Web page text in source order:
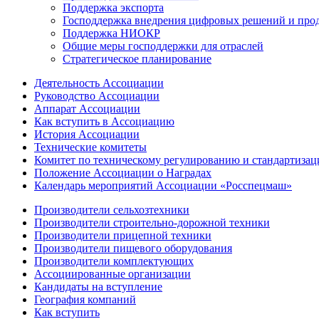
Поддержка экспорта
Господдержка внедрения цифровых решений и
Поддержка НИОКР
Общие меры господдержки для отраслей
Стратегическое планирование
Деятельность Ассоциации
Руководство Ассоциации
Аппарат Ассоциации
Как вступить в Ассоциацию
История Ассоциации
Технические комитеты
Комитет по техническому регулированию и
Положение Ассоциации о Наградах
Календарь мероприятий Ассоциации «Росспецмаш»
Производители сельхозтехники
Производители строительно-дорожной техники
Производители прицепной техники
Производители пищевого оборудования
Производители комплектующих
Ассоциированные организации
Кандидаты на вступление
География компаний
Как вступить